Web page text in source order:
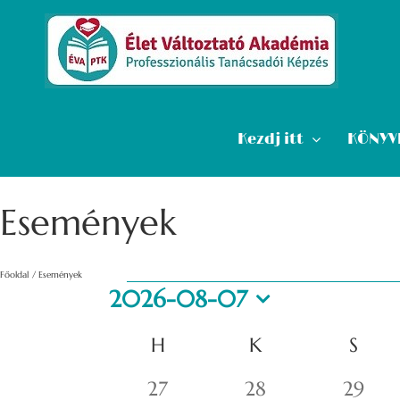
Kihagyás
Kezdj itt
Események
Főoldal Események
Események
2026-08-07
kiválasztása.
Események
naptár
H KKEDD S
0
27
0
28
0
29